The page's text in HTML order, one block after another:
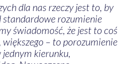
dla nas rzeczy jest to, by
standardowe rozumienie
świadomość, że jest to coś
większego – to porozumienie
kierunku,